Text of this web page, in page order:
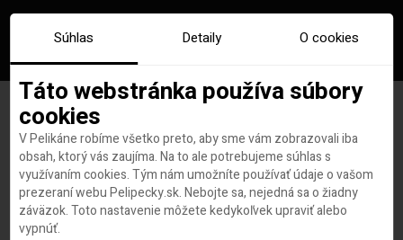
Výlet bez turistov? Skús Litvu
a jej Vilnius
Súhlas Detaily O cookies
Táto webstránka používa súbory
cookies
V Pelikáne robíme všetko preto, aby sme vám zobrazovali iba
obsah, ktorý vás zaujíma. Na to ale potrebujeme súhlas s
využívaním cookies. Tým nám umožníte používať údaje o vašom
prezeraní webu Pelipecky.sk. Nebojte sa, nejedná sa o žiadny
záväzok. Toto nastavenie môžete kedykoľvek upraviť alebo
vypnúť.